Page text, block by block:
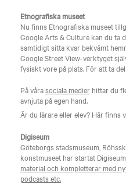
Etnografiska museet
Nu finns Etnografiska museet
Google Arts & Culture kan du ta
samtidigt sitta kvar bekvämt
Google Street View-verktyget
fysiskt vore på plats. För att ta
På vårasociala medier hittar du
avnjuta på egen hand.
Är du lärare eller elev? Här finns
Digiseum
Göteborgs stadsmuseum,
konstmuseet har startat
material och kompletterar med
podcasts etc.